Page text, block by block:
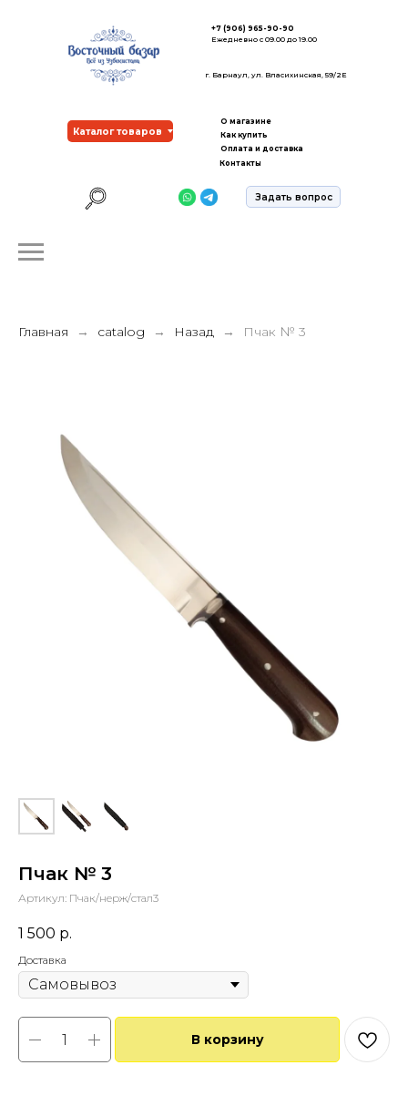
+7 (906) 965-90-90
Ежедневно с 09.00 до 19.00
г. Барнаул, ул. Власихинская, 59/2Е
Каталог товаров
Задать вопрос
О магазине
Как купить
Оплата и доставка
Контакты
Главная catalog Назад Пчак № 3
Пчак № 3
Артикул: Пчак/нерж/стал3
1 500 р.
Доставка
В корзину